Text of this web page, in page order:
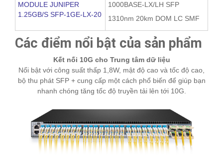
MODULE JUNIPER
1.25GB/S SFP-1GE-LX-20
1000BASE-LX/LH SFP
1310nm 20km DOM LC SMF
Các điểm nổi bật của sản phẩm
Kết nối 10G cho Trung tâm dữ liệu
Nổi bật với công suất thấp 1,8W, mật độ cao và tốc độ cao,
bộ thu phát SFP + cung cấp một cách phổ biến để giúp bạn
nhanh chóng tăng tốc độ truyền tải lên tới 10G.